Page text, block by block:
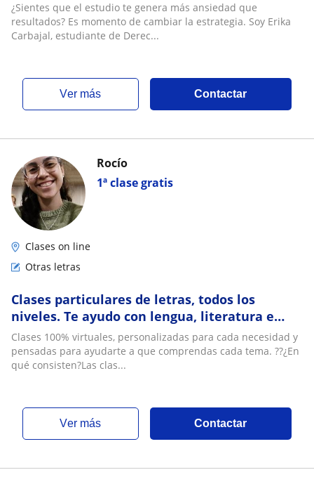
¿Sientes que el estudio te genera más ansiedad que
resultados? Es momento de cambiar la estrategia. Soy Erika
Carbajal, estudiante de Derec...
ver más Contactar
1ª clase gratis
Rocío
Clases on line
Otras letras
Clases particulares de letras, todos los
niveles. Te ayudo con lengua, literatura e
historia de una forma fácil de entender
Clases 100% virtuales, personalizadas para cada necesidad y
pensadas para ayudarte a que comprendas cada tema. ??¿En
qué consisten?Las clas...
ver más Contactar